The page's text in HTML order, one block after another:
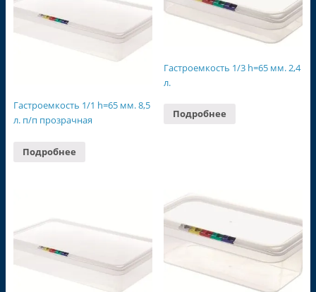
Гастроемкость 1/1 h=65 мм. 8,5
л. п/п прозрачная
Подробнее
Гастроемкость 1/3 h=65 мм. 2,4
л.
Подробнее